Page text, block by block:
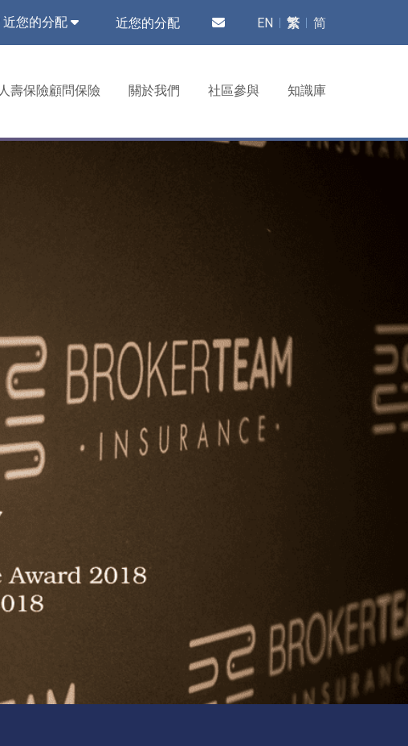
近您的分配 近您的分配 EN 繁 简
壽保險顧問保險 關於我們 社區參與 知識庫